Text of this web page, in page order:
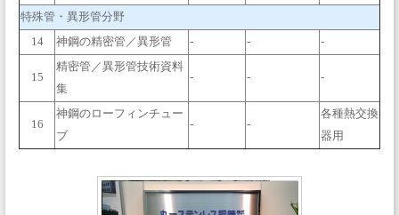
特殊管・異形管分野
14
神鋼の精密管／異形管 - - -
15
精密管／異形管技術資料
集
- - -
16
神鋼のローフィンチュー
ブ
- -
各種熱交換
器用